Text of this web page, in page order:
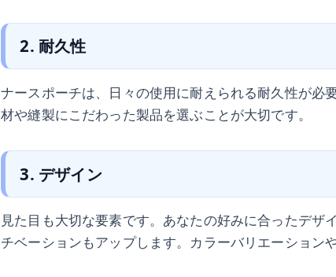
2. 耐久性
ナースポーチは、日々の使用に耐えられる耐久性が必
材や縫製にこだわった製品を選ぶことが大切です。
3. デザイン
見た目も大切な要素です。あなたの好みに合ったデザ
チベーションもアップします。カラーバリエーション